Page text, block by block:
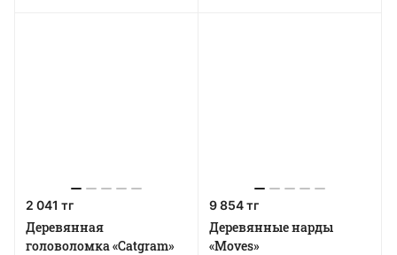
2 041 тг
Деревянная
головоломка «Catgram»
9 854 тг
Деревянные нарды
«Moves»